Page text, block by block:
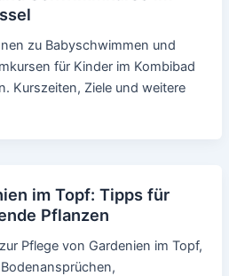
zu Babyschwimmen und
für Kinder im Kombibad
Kurszeiten, Ziele und weitere
im Topf: Tipps für
Pflanzen
Pflege von Gardenien im Topf,